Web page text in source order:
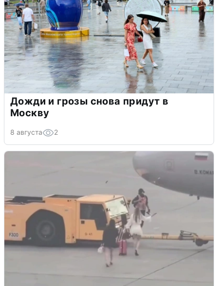
Дожди и грозы снова придут в
Москву
8 августа 2